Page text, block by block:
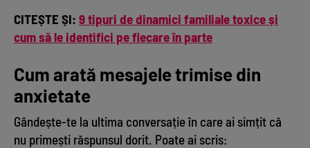
CITEȘTE ȘI: 9 tipuri de dinamici familiale toxice și
cum să le identifici pe fiecare în parte​
Cum arată mesajele trimise din
anxietate
Gândește-te la ultima conversație în care ai simțit că
nu primești răspunsul dorit. Poate ai scris: